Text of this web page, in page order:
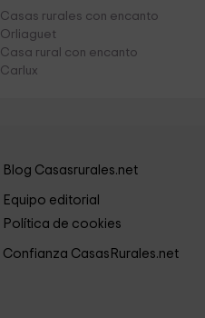
Casas rurales con encanto
Orliaguet
Casa rural con encanto
Carlux
Blog Casasrurales.net
Equipo editorial
Política de cookies
Confianza CasasRurales.net